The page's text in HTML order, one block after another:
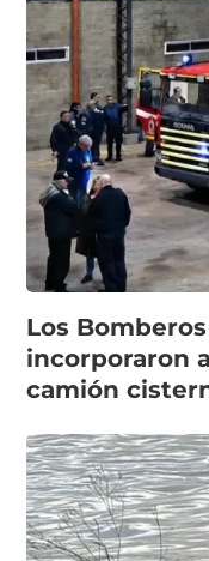
Los
incorporaron
camión